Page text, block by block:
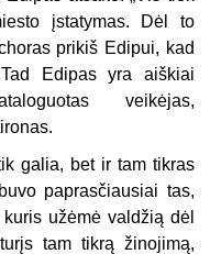
įstatymas. Dėl to
prikiš Edipui, kad
Edipas yra aiškiai
veikėjas,
galia, bet ir tam tikras
paprasčiausiai tas,
užėmė valdžią dėl
tam tikrą žinojimą,